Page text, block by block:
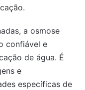
a osmose
confiável e
de água. É
e
específicas de